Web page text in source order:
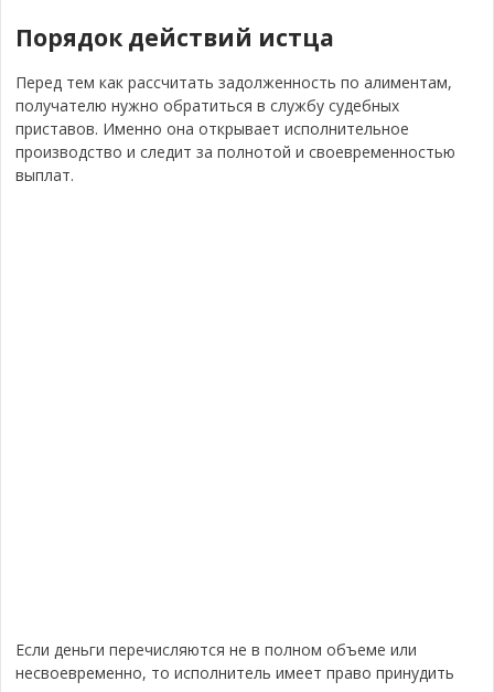
Порядок действий истца
Перед тем как рассчитать задолженность по алиментам,
получателю нужно обратиться в службу судебных
приставов. Именно она открывает исполнительное
производство и следит за полнотой и своевременностью
выплат.
Если деньги перечисляются не в полном объеме или
несвоевременно, то исполнитель имеет право принудить